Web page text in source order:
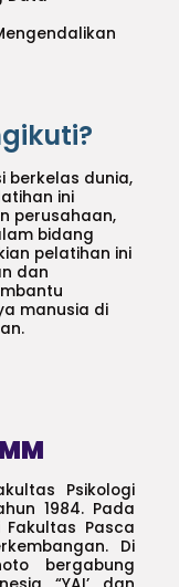
berkelas dunia,
ini
perusahaan,
bidang
pelatihan ini
dan
manusia di
Psikologi
1984. Pada
Pasca
Di
bergabung